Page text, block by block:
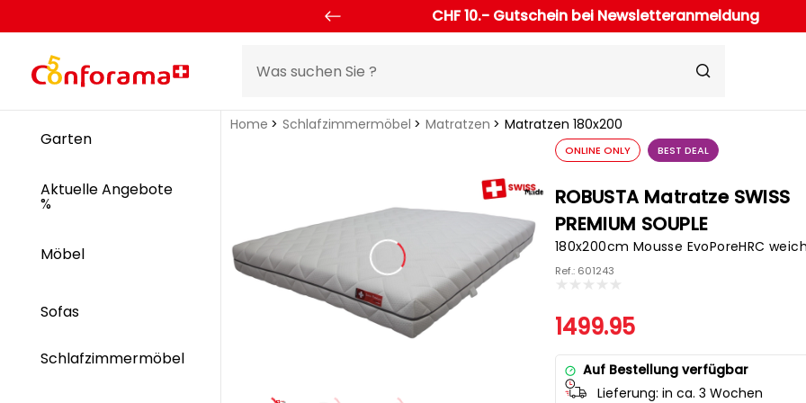
CHF 10.- Gutschein bei Newsletteranmeldung
Garten
Aktuelle Angebote
%
Möbel
Sofas
Schlafzimmermöbel
Home Schlafzimmermöbel Matratzen Matratzen 180x200
ONLINE ONLY BEST DEAL
ROBUSTA Matratze SWISS
PREMIUM SOUPLE
180x200cm Mousse EvoPoreHRC
Ref.: 601243
1499.95
Auf Bestellung verfügbar
Lieferung: in ca. 3 Wochen